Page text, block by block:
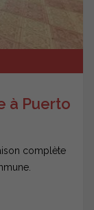
à Puerto
complète